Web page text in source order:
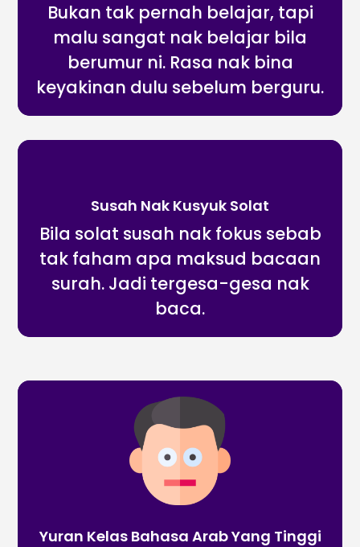
Bukan tak pernah belajar, tapi
malu sangat nak belajar bila
berumur ni. Rasa nak bina
keyakinan dulu sebelum berguru.
Susah Nak Kusyuk Solat
Bila solat susah nak fokus sebab
tak faham apa maksud bacaan
surah. Jadi tergesa-gesa nak
baca.
Yuran Kelas Bahasa Arab Yang Tinggi